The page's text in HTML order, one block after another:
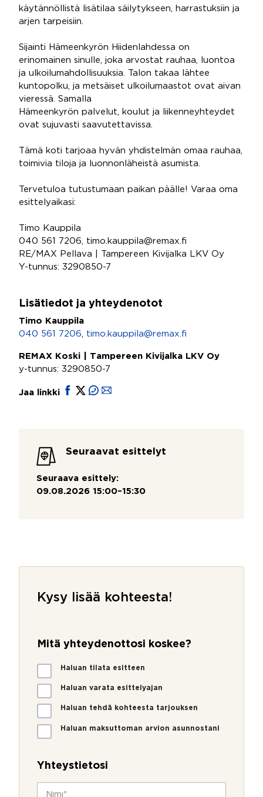
käytännöllistä lisätilaa säilytykseen, harrastuksiin ja
arjen tarpeisiin.
Sijainti Hämeenkyrön Hiidenlahdessa on
erinomainen sinulle, joka arvostat rauhaa, luontoa
ja ulkoilumahdollisuuksia. Talon takaa lähtee
kuntopolku, ja metsäiset ulkoilumaastot ovat aivan
vieressä. Samalla
Hämeenkyrön palvelut, koulut ja liikenneyhteydet
ovat sujuvasti saavutettavissa.
Tämä koti tarjoaa hyvän yhdistelmän omaa rauhaa,
toimivia tiloja ja luonnonläheistä asumista.
Tervetuloa tutustumaan paikan päälle! Varaa oma
esittelyaikasi:
Timo Kauppila
040 561 7206, timo.kauppila@remax.fi
RE/MAX Pellava | Tampereen Kivijalka LKV Oy
Y-tunnus: 3290850-7
Lisätiedot ja yhteydenotot
Timo Kauppila
040 561 7206
timo.kauppila@remax.fi
REMAX Koski | Tampereen Kivijalka LKV Oy
y-tunnus: 3290850-7
Jaa linkki
Seuraavat esittelyt
Seuraava esittely:
09.08.2026 15:00–15:30
Kysy lisää kohteesta!
Mitä yhteydenottosi koskee?
M
i
ä
d
Haluan tilata esitteen
Haluan varata esittelyajan
Haluan tehdä kohteesta tarjouksen
Haluan maksuttoman arvion asunnostani
Yhteystietosi